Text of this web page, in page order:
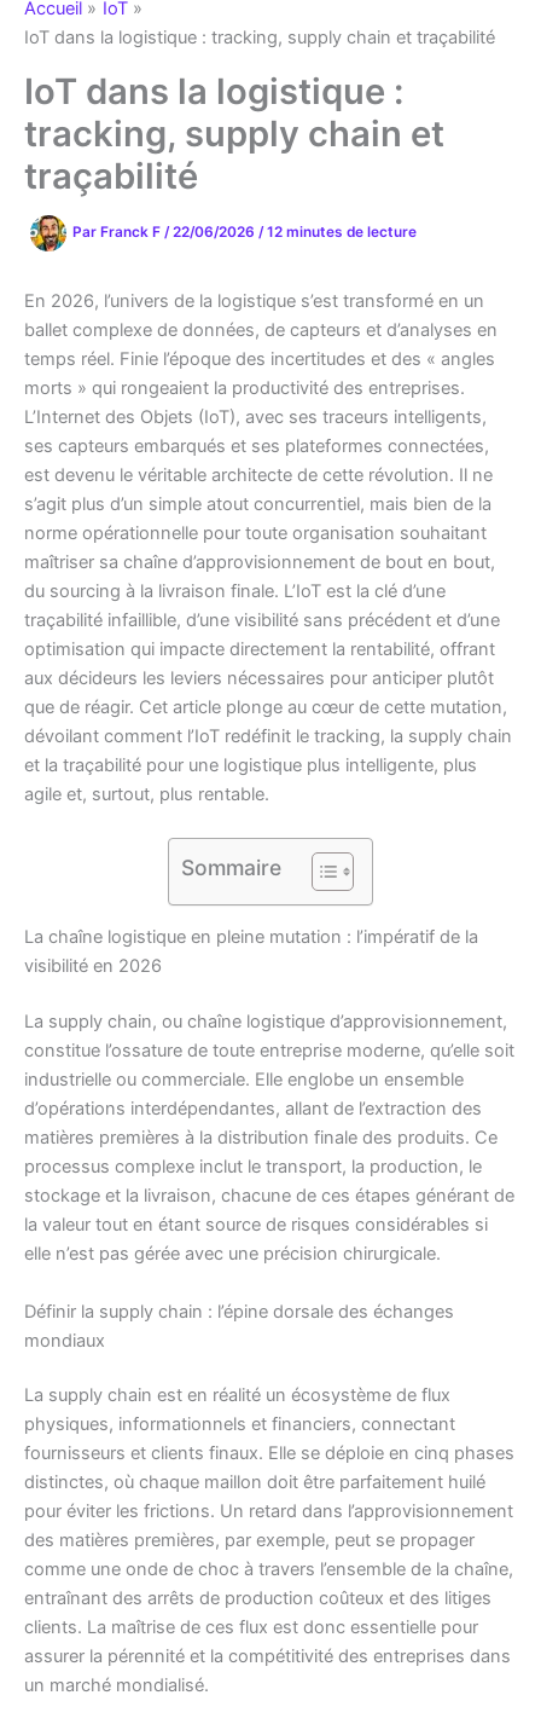
Accueil
IoT
IoT dans la logistique : tracking, supply chain et traçabilité
IoT dans la logistique :
tracking, supply chain et
traçabilité
Par Franck F /22/06/2026 /12 minutes de lecture
En 2026, l’univers de la logistique s’est transformé en un
ballet complexe de données, de capteurs et d’analyses en
temps réel. Finie l’époque des incertitudes et des « angles
morts » qui rongeaient la productivité des entreprises.
L’Internet des Objets (IoT), avec ses traceurs intelligents,
ses capteurs embarqués et ses plateformes connectées,
est devenu le véritable architecte de cette révolution. Il ne
s’agit plus d’un simple atout concurrentiel, mais bien de la
norme opérationnelle pour toute organisation souhaitant
maîtriser sa chaîne d’approvisionnement de bout en bout,
du sourcing à la livraison finale. L’IoT est la clé d’une
traçabilité infaillible, d’une visibilité sans précédent et d’une
optimisation qui impacte directement la rentabilité, offrant
aux décideurs les leviers nécessaires pour anticiper plutôt
que de réagir. Cet article plonge au cœur de cette mutation,
dévoilant comment l’IoT redéfinit le tracking, la supply chain
et la traçabilité pour une logistique plus intelligente, plus
agile et, surtout, plus rentable.
Sommaire
La chaîne logistique en pleine mutation : l’impératif de la
visibilité en 2026
La supply chain, ou chaîne logistique d’approvisionnement,
constitue l’ossature de toute entreprise moderne, qu’elle soit
industrielle ou commerciale. Elle englobe un ensemble
d’opérations interdépendantes, allant de l’extraction des
matières premières à la distribution finale des produits. Ce
processus complexe inclut le transport, la production, le
stockage et la livraison, chacune de ces étapes générant de
la valeur tout en étant source de risques considérables si
elle n’est pas gérée avec une précision chirurgicale.
Définir la supply chain : l’épine dorsale des échanges
mondiaux
La supply chain est en réalité un écosystème de flux
physiques, informationnels et financiers, connectant
fournisseurs et clients finaux. Elle se déploie en cinq phases
distinctes, où chaque maillon doit être parfaitement huilé
pour éviter les frictions. Un retard dans l’approvisionnement
des matières premières, par exemple, peut se propager
comme une onde de choc à travers l’ensemble de la chaîne,
entraînant des arrêts de production coûteux et des litiges
clients. La maîtrise de ces flux est donc essentielle pour
assurer la pérennité et la compétitivité des entreprises dans
un marché mondialisé.